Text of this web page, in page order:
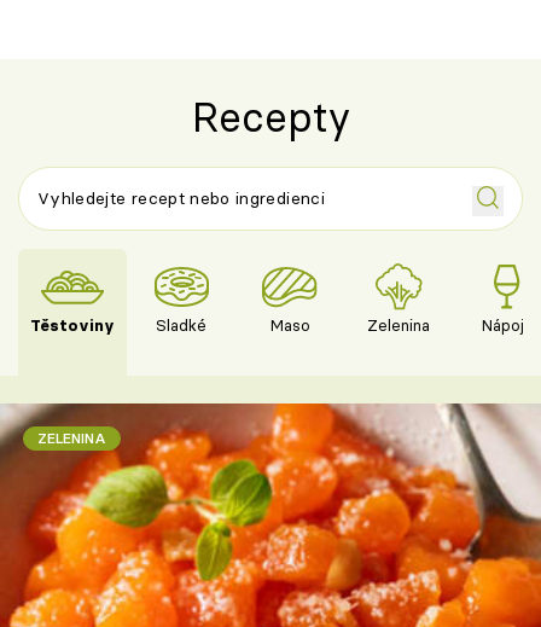
Recepty
Těstoviny Sladké Maso Zelenina Nápoje
ZELENINA